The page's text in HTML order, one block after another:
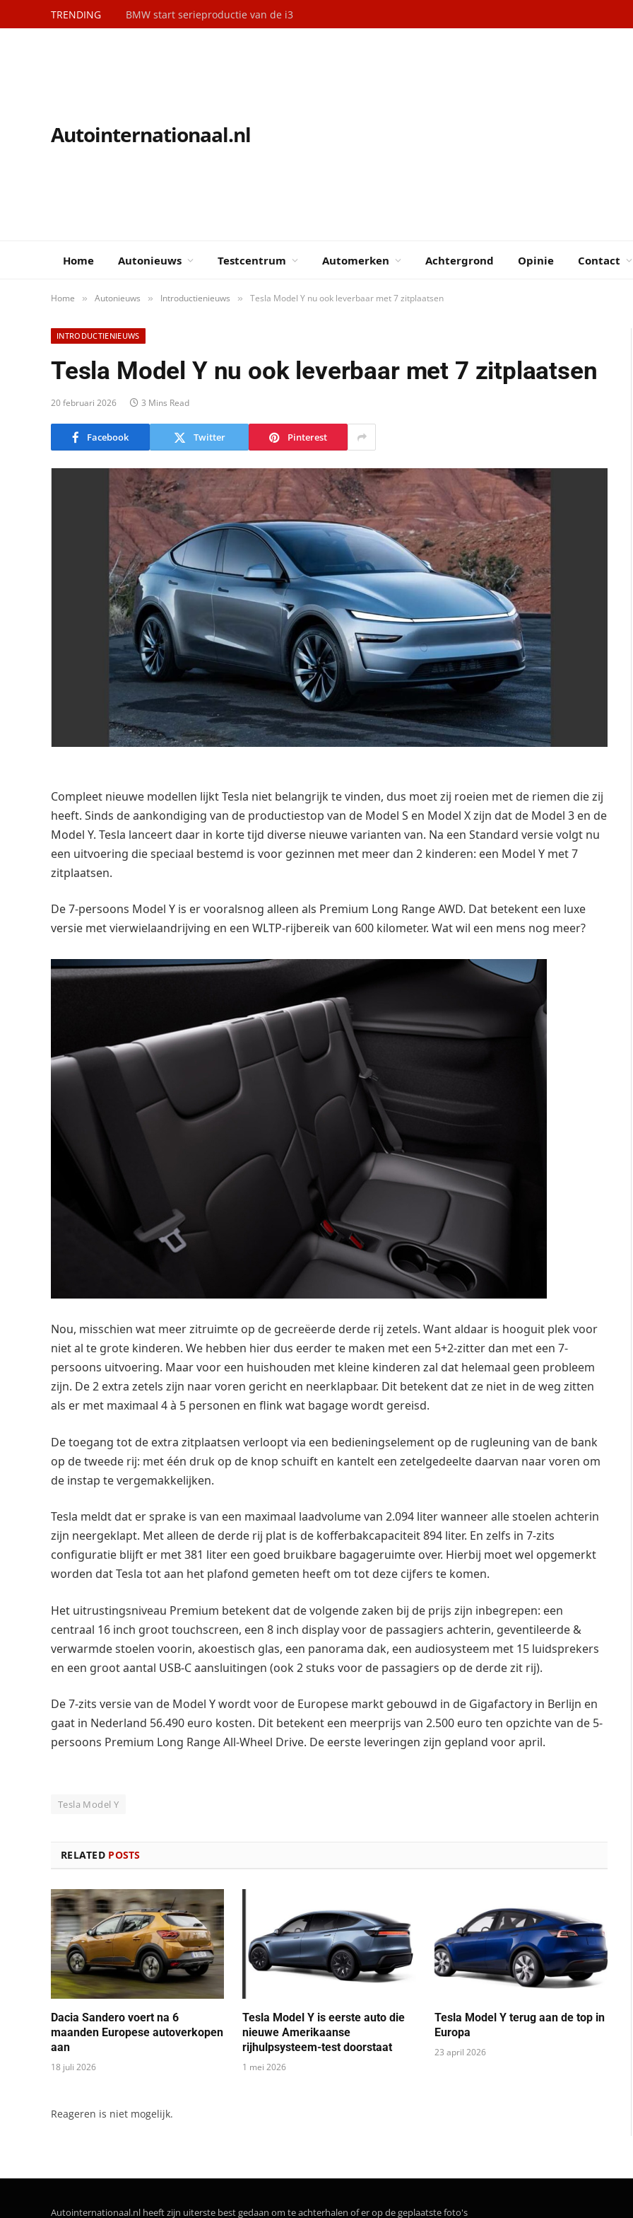
TRENDING BMW start serieproductie van de i3
Autointernationaal.nl
Home Autonieuws Testcentrum Automerken Achtergrond Opinie Contact
Home » Autonieuws » Introductienieuws » Tesla Model Y nu ook leverbaar met 7 zitplaatsen
INTRODUCTIENIEUWS
Tesla Model Y nu ook leverbaar met 7 zitplaatsen
20 februari 2026 3 Mins Read
Facebook Twitter Pinterest
Compleet nieuwe modellen lijkt Tesla niet belangrijk te vinden, dus moet zij roeien met de riemen die zij
heeft. Sinds de aankondiging van de productiestop van de Model S en Model X zijn dat de Model 3 en de
Model Y. Tesla lanceert daar in korte tijd diverse nieuwe varianten van. Na een Standard versie volgt nu
een uitvoering die speciaal bestemd is voor gezinnen met meer dan 2 kinderen: een Model Y met 7
zitplaatsen.
De 7-persoons Model Y is er vooralsnog alleen als Premium Long Range AWD. Dat betekent een luxe
versie met vierwielaandrijving en een WLTP-rijbereik van 600 kilometer. Wat wil een mens nog meer?
Nou, misschien wat meer zitruimte op de gecreëerde derde rij zetels. Want aldaar is hooguit plek voor
niet al te grote kinderen. We hebben hier dus eerder te maken met een 5+2-zitter dan met een 7-
persoons uitvoering. Maar voor een huishouden met kleine kinderen zal dat helemaal geen probleem
zijn. De 2 extra zetels zijn naar voren gericht en neerklapbaar. Dit betekent dat ze niet in de weg zitten
als er met maximaal 4 à 5 personen en flink wat bagage wordt gereisd.
De toegang tot de extra zitplaatsen verloopt via een bedieningselement op de rugleuning van de bank
op de tweede rij: met één druk op de knop schuift en kantelt een zetelgedeelte daarvan naar voren om
de instap te vergemakkelijken.
Tesla meldt dat er sprake is van een maximaal laadvolume van 2.094 liter wanneer alle stoelen achterin
zijn neergeklapt. Met alleen de derde rij plat is de kofferbakcapaciteit 894 liter. En zelfs in 7-zits
configuratie blijft er met 381 liter een goed bruikbare bagageruimte over. Hierbij moet wel opgemerkt
worden dat Tesla tot aan het plafond gemeten heeft om tot deze cijfers te komen.
Het uitrustingsniveau Premium betekent dat de volgende zaken bij de prijs zijn inbegrepen: een
centraal 16 inch groot touchscreen, een 8 inch display voor de passagiers achterin, geventileerde &
verwarmde stoelen voorin, akoestisch glas, een panorama dak, een audiosysteem met 15 luidsprekers
en een groot aantal USB-C aansluitingen (ook 2 stuks voor de passagiers op de derde zit rij).
De 7-zits versie van de Model Y wordt voor de Europese markt gebouwd in de Gigafactory in Berlijn en
gaat in Nederland 56.490 euro kosten. Dit betekent een meerprijs van 2.500 euro ten opzichte van de 5-
persoons Premium Long Range All-Wheel Drive. De eerste leveringen zijn gepland voor april.
Tesla Model Y
RELATED POSTS
Dacia Sandero voert na 6
maanden Europese autoverkopen
aan
18 juli 2026
Tesla Model Y is eerste auto die
nieuwe Amerikaanse
rijhulpsysteem-test doorstaat
1 mei 2026
Tesla Model Y terug aan de top in
Europa
23 april 2026
Reageren is niet mogelijk.
Autointernationaal.nl heeft zijn uiterste best gedaan om te achterhalen of er op de geplaatste foto's